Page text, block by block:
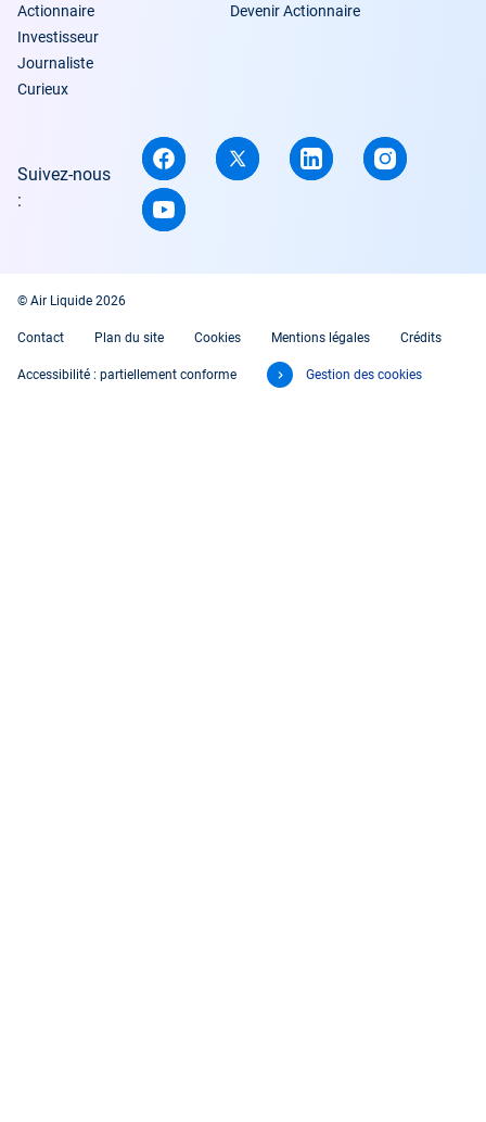
Actionnaire
Investisseur
Journaliste
Curieux
Devenir Actionnaire
Suivez-nous
:
© Air Liquide 2026
Contact Plan du site Cookies Mentions légales Crédits
Accessibilité : partiellement conforme Gestion des cookies